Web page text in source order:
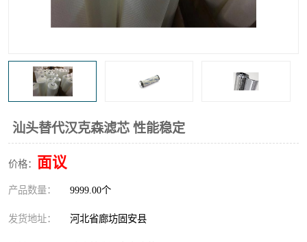
汕头替代汉克森滤芯 性能稳定
价格： 面议
产品数量： 9999.00个
发货地址： 河北省廊坊固安县